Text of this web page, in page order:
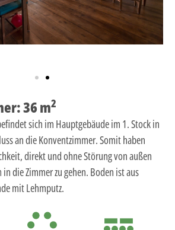
36 m2
sich im Hauptgebäude im 1. Stock in
an die Konventzimmer. Somit haben
direkt und ohne Störung von außen
die Zimmer zu gehen. Boden ist aus
mit Lehmputz.